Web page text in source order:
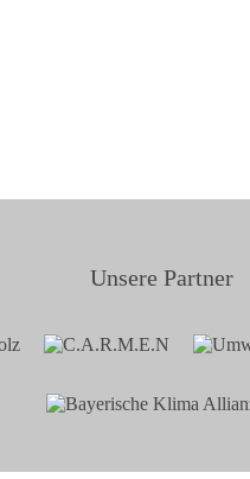
Unsere Partner